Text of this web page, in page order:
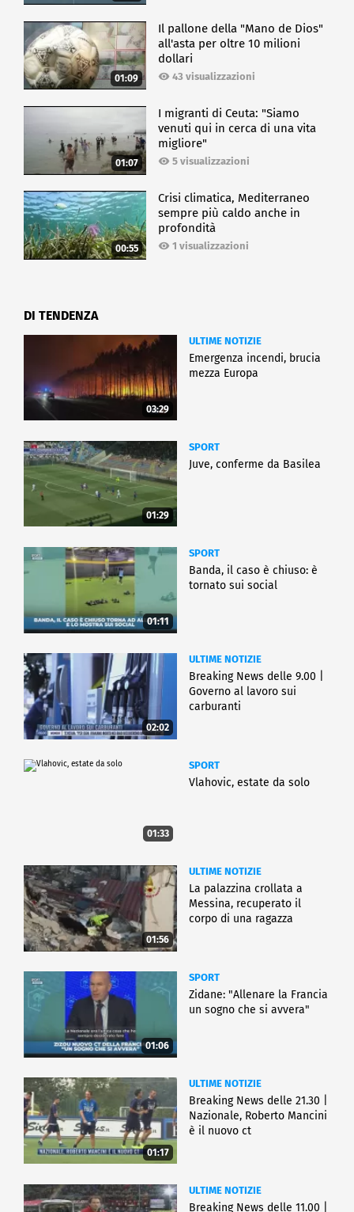
01:09
Il pallone della "Mano de Dios"
all'asta per oltre 10 milioni
dollari
43 visualizzazioni
01:07
I migranti di Ceuta: "Siamo
venuti qui in cerca di una vita
migliore"
5 visualizzazioni
00:55
Crisi climatica, Mediterraneo
sempre più caldo anche in
profondità
1 visualizzazioni
DI TENDENZA
03:29
ULTIME NOTIZIE
Emergenza incendi, brucia
mezza Europa
01:29
SPORT
Juve, conferme da Basilea
01:11
SPORT
Banda, il caso è chiuso: è
tornato sui social
02:02
ULTIME NOTIZIE
Breaking News delle 9.00 |
Governo al lavoro sui
carburanti
01:33
SPORT
Vlahovic, estate da solo
01:56
ULTIME NOTIZIE
La palazzina crollata a
Messina, recuperato il
corpo di una ragazza
01:06
SPORT
Zidane: "Allenare la Francia
un sogno che si avvera"
01:17
ULTIME NOTIZIE
Breaking News delle 21.30 |
Nazionale, Roberto Mancini
è il nuovo ct
ULTIME NOTIZIE
Breaking News delle 11.00 |